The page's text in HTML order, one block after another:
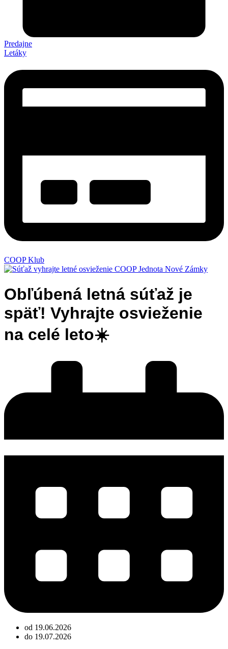
Predajne
Letáky
COOP Klub
Obľúbená letná súťaž je
späť! Vyhrajte osvieženie
na celé leto☀️
od 19.06.2026
do 19.07.2026